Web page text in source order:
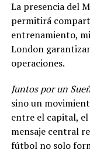
La presencia del
permitirá
entrenamiento,
London
operaciones.
Juntos por un
sino un
entre el capital,
mensaje central
fútbol no solo